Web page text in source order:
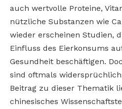
auch wertvolle Proteine,
nützliche Substanzen wie
wieder erscheinen Studien,
Einfluss des Eierkonsums
Gesundheit beschäftigen.
sind oftmals
Beitrag zu dieser Thematik
chinesisches